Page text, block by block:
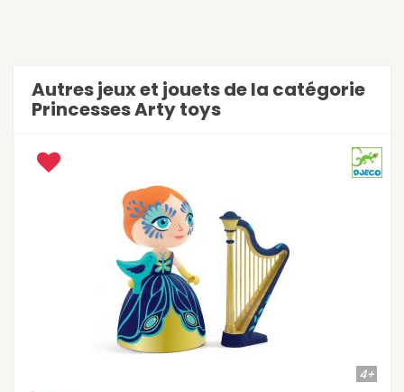
Autres jeux et jouets de la catégorie
Princesses Arty toys